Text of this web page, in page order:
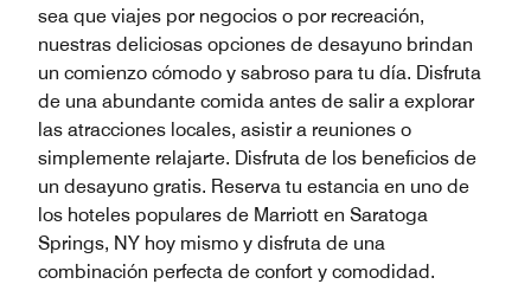
sea que viajes por negocios o por recreación,
nuestras deliciosas opciones de desayuno brindan
un comienzo cómodo y sabroso para tu día. Disfruta
de una abundante comida antes de salir a explorar
las atracciones locales, asistir a reuniones o
simplemente relajarte. Disfruta de los beneficios de
un desayuno gratis. Reserva tu estancia en uno de
los hoteles populares de Marriott en Saratoga
Springs, NY hoy mismo y disfruta de una
combinación perfecta de confort y comodidad.